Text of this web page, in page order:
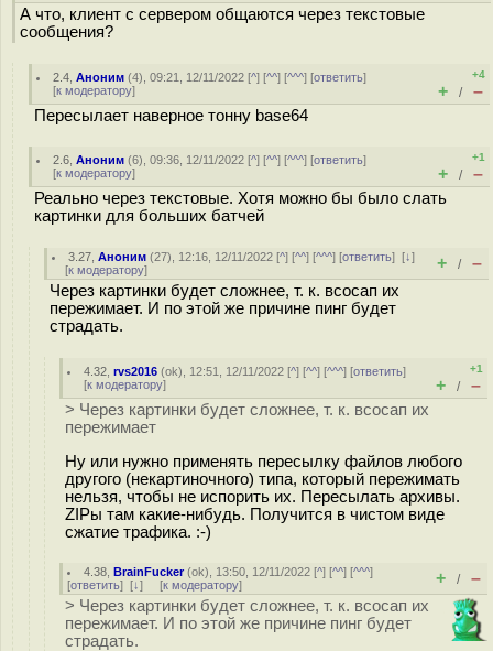
А что, клиент с сервером общаются через текстовые
сообщения?
2.4 ,Аноним (4), 09:21, 12/11/2022 [^] [^^] [^^^] [ответить]
[к модератору]
+4
+ / –
Пересылает наверное тонну base64
2.6 ,Аноним (6), 09:36, 12/11/2022 [^] [^^] [^^^] [ответить]
[к модератору]
+1
+ / –
Реально через текстовые. Хотя можно бы было слать
картинки для больших батчей
3.27 ,Аноним (27), 12:16, 12/11/2022 [^] [^^] [^^^] [ответить][↓]
[к модератору] + / –
Через картинки будет сложнее, т. к. всосап их
пережимает. И по этой же причине пинг будет
страдать.
4.32 ,rvs2016 (ok), 12:51, 12/11/2022 [^] [^^] [^^^] [ответить]
[к модератору]
+1
+ / –
> Через картинки будет сложнее, т. к. всосап их
пережимает
Ну или нужно применять пересылку файлов любого
другого (некартиночного) типа, который пережимать
нельзя, чтобы не испорить их. Пересылать архивы.
ZIPы там какие-нибудь. Получится в чистом виде
сжатие трафика. :-)
4.38 ,BrainFucker(ok), 13:50, 12/11/2022 [^] [^^] [^^^]
[ответить] [↓] [к модератору] + / –
> Через картинки будет сложнее, т. к. всосап их
пережимает. И по этой же причине пинг будет
страдать.